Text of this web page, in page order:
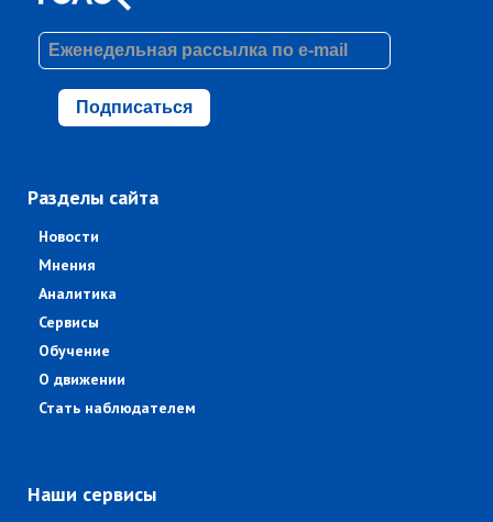
Подписаться
Разделы сайта
Новости
Мнения
Аналитика
Сервисы
Обучение
О движении
Стать наблюдателем
Наши сервисы